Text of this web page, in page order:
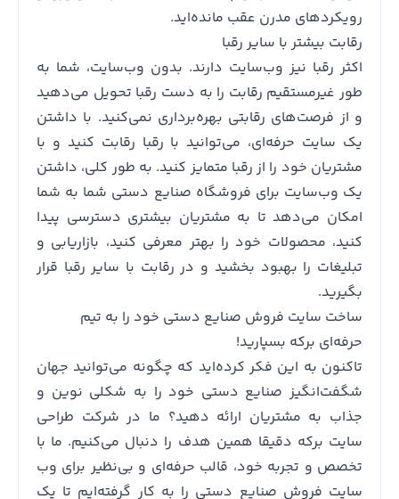
رویکردهای مدرن عقب مانده‌اید.
رقابت بیشتر با سایر رقبا
اکثر رقبا نیز وب‌سایت دارند. بدون وب‌سایت، شما به
طور غیرمستقیم رقابت را به دست رقبا تحویل می‌دهید
و از فرصت‌های رقابتی بهره‌برداری نمی‌کنید. با داشتن
یک سایت حرفه‌ای، می‌توانید با رقبا رقابت کنید و با
مشتریان خود را از رقبا متمایز کنید. به طور کلی، داشتن
یک وب‌سایت برای فروشگاه صنایع دستی شما به شما
امکان می‌دهد تا به مشتریان بیشتری دسترسی پیدا
کنید، محصولات خود را بهتر معرفی کنید، بازاریابی و
تبلیغات را بهبود بخشید و در رقابت با سایر رقبا قرار
بگیرید.
ساخت سایت فروش صنایع دستی خود را به تیم
حرفه‌ای برکه بسپارید!
تاکنون به این فکر کرده‌اید که چگونه می‌توانید جهان
شگفت‌انگیز صنایع دستی خود را به شکلی نوین و
جذاب به مشتریان ارائه دهید؟ ما در شرکت طراحی
سایت برکه دقیقا همین هدف را دنبال می‌کنیم. ما با
تخصص و تجربه خود، قالب حرفه‌ای و بی‌نظیر برای وب
سایت فروش صنایع دستی را به کار گرفته‌ایم تا یک